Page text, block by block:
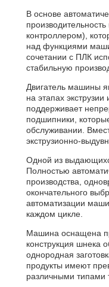
В основе
контроллером),
над функциями
сочетании с ПЛК
стабильную
Двигатель машины
на этапах
поддерживает
подшипники,
обслуживании.
экструзионно-
Одной из
Полностью
производства,
окончательного
автоматизации
каждом цикле.
Машина оснащена
конструкция шнека
однородная
продукты имеют
различными типами